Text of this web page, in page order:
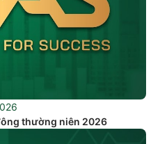
thường niên 2026